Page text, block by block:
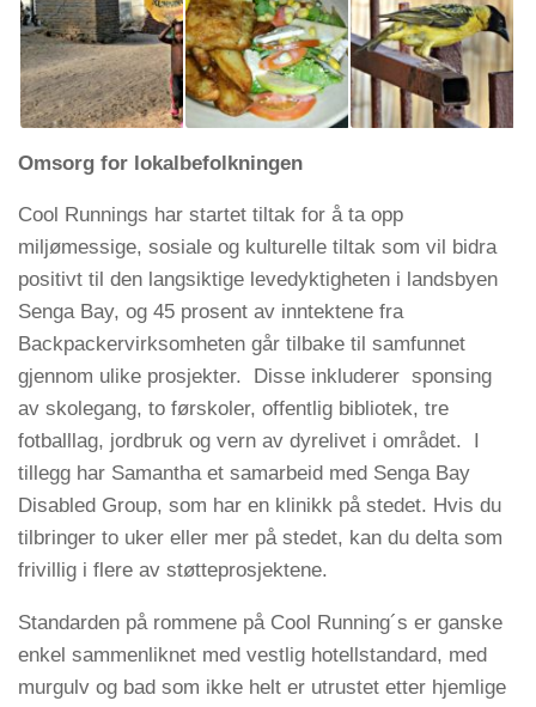
Omsorg for lokalbefolkningen
Cool Runnings har startet tiltak for å ta opp
miljømessige, sosiale og kulturelle tiltak som vil bidra
positivt til den langsiktige levedyktigheten i landsbyen
Senga Bay, og 45 prosent av inntektene fra
Backpackervirksomheten går tilbake til samfunnet
gjennom ulike prosjekter. Disse inkluderer sponsing
av skolegang, to førskoler, offentlig bibliotek, tre
fotballlag, jordbruk og vern av dyrelivet i området. I
tillegg har Samantha et samarbeid med Senga Bay
Disabled Group, som har en klinikk på stedet. Hvis du
tilbringer to uker eller mer på stedet, kan du delta som
frivillig i flere av støtteprosjektene.
Standarden på rommene på Cool Running´s er ganske
enkel sammenliknet med vestlig hotellstandard, med
murgulv og bad som ikke helt er utrustet etter hjemlige